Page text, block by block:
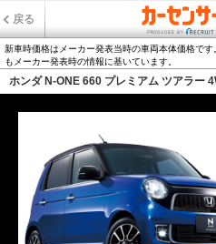
戻る
新車時価格はメーカー発表当時の車両本体価格で
もメーカー発表時の情報に基いています。
ホンダ N-ONE 660 プレミアム ツアラー